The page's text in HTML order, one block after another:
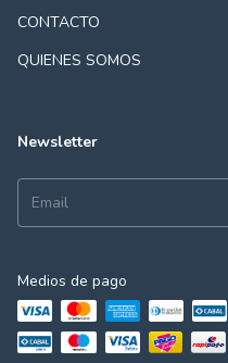
CONTACTO
QUIENES SOMOS
Newsletter
Medios de pago